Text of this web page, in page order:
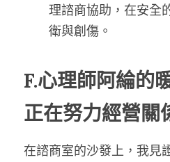
理諮商協助，在安全
衛與創傷。
F.心理師阿綸的
正在努力經營關
在諮商室的沙發上，我見